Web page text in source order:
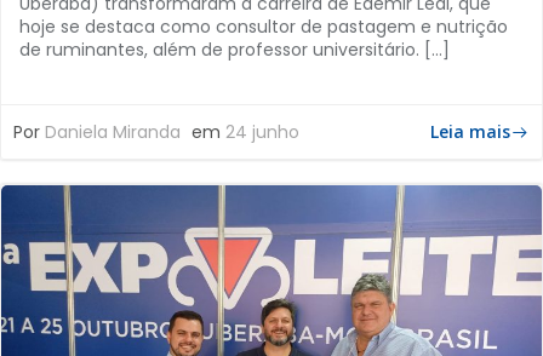
hoje se destaca como consultor de pastagem e nutrição
de ruminantes, além de professor universitário. […]
Por Daniela Miranda em 24 junho Leia mais